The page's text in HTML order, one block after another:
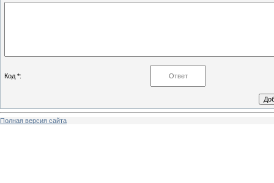
Код *:
Полная версия сайта